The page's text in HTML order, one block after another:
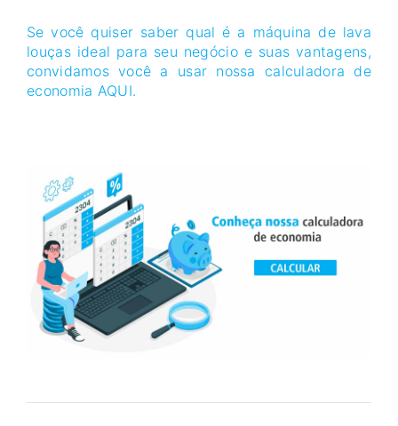
Se você quiser saber qual é a máquina de lava
louças ideal para seu negócio e suas vantagens,
convidamos você a usar nossa calculadora de
economia AQUI.